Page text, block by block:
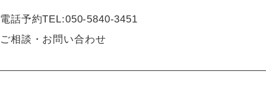
電話予約TEL:050-5840-3451
ご相談・お問い合わせ